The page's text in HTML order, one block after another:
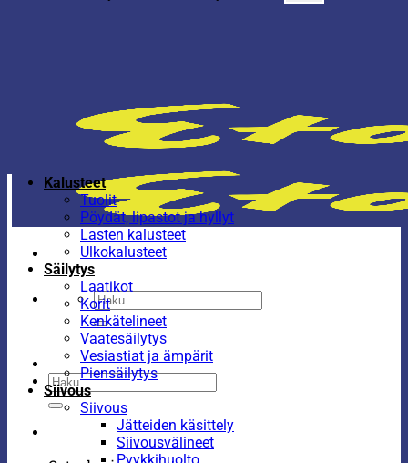
Etsi:
Etsi:
Kalusteet
Tuolit
Pöydät, lipastot ja hyllyt
Lasten kalusteet
Ulkokalusteet
Säilytys
Laatikot
Korit
Kenkätelineet
Vaatesäilytys
Vesiastiat ja ämpärit
Piensäilytys
Siivous
Siivous
Jätteiden käsittely
Siivousvälineet